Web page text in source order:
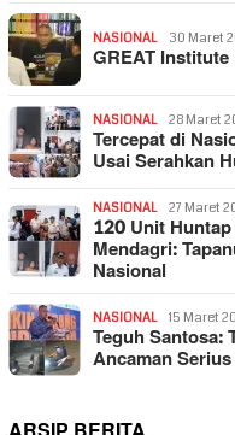
NASIONAL 30 Maret
GREAT
NASIONAL 28 Maret
Tercepat di
Usai Serahkan
NASIONAL 27 Maret
120 Unit
Mendagri:
Nasional
NASIONAL 15 Maret
Teguh Santosa:
Ancaman